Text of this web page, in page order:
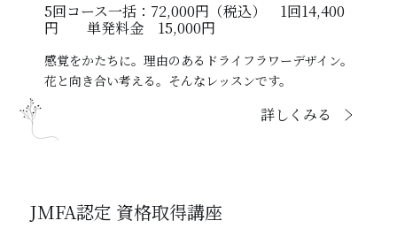
5回コース一括：72,000円（税込） 1回14,400
円 単発料金 15,000円
感覚をかたちに。理由のあるドライフラワーデザイン。
花と向き合い考える。そんなレッスンです。
詳しくみる
JMFA認定 資格取得講座